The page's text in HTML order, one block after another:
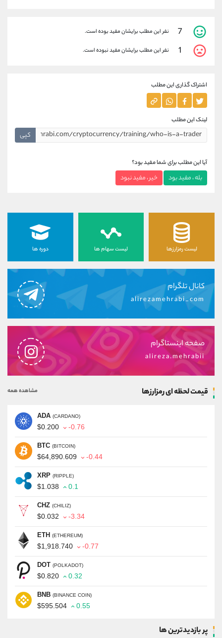
7 نفر این مطلب برایشان مفید بوده است.
1 نفر این مطلب برایشان مفید نبوده است.
اشتراک گذاری این مطلب
لینک این مطلب
کپی
آیا این مطلب برای شما مفید بود؟
بله ، مفید بود خیر ، مفید نبود
لیست رمزارزها لیست سهام ها دوره ها
کانال تلگرام
alirezamehrabi_com
صفحه اینستاگرام
alireza.mehrabii
قیمت لحظه ای رمزارزها مشاهده همه
ADA (CARDANO)
$0.200 -0.76
BTC (BITCOIN)
$64,890.609 -0.44
XRP (RIPPLE)
$1.038 0.1
CHZ (CHILIZ)
$0.032 -3.34
ETH (ETHEREUM)
$1,918.740 -0.77
DOT (POLKADOT)
$0.820 0.32
BNB (BINANCE COIN)
$595.504 0.55
پر بازدیدترین ها